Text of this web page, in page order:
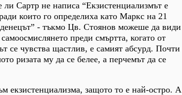
Сартр не написа “Екзистенциализмът е
които го определиха като Маркс на 21
- тъкмо Цв. Стоянов можеше да види
преди смъртта, когато от
се чувства щастлив, е самият абсурд. Почти
ризата му да се белее, а перчемът да се
екзистенциализма, защото то е най-остро. А